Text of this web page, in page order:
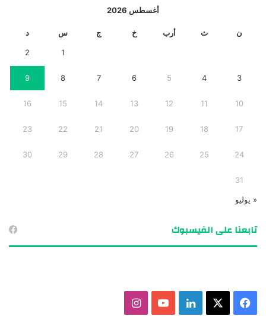
أغسطس 2026
ن ث أرب خ ج س د
1
2
3
4
5
6
7
8
9
10
11
12
13
14
15
16
17
18
19
20
21
22
23
24
25
26
27
28
29
30
31
« يوليو
تابعنا على الفيسبوك